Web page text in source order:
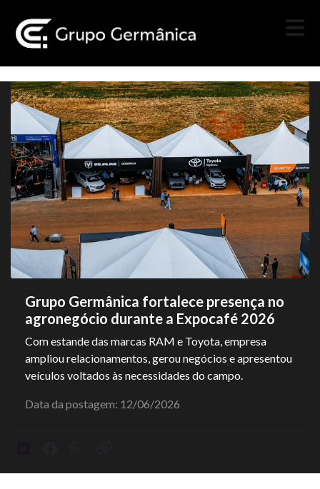
Grupo Germânica fortalece presença no
agronegócio durante a Expocafé 2026
Com estande das marcas RAM e Toyota, empresa
ampliou relacionamentos, gerou negócios e apresentou
veículos voltados às necessidades do campo.
Data da postagem: 12/06/2026